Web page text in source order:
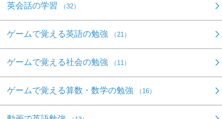
英会話の学習 （32）
ゲームで覚える英語の勉強 （21）
ゲームで覚える社会の勉強 （11）
ゲームで覚える算数・数学の勉強 （16）